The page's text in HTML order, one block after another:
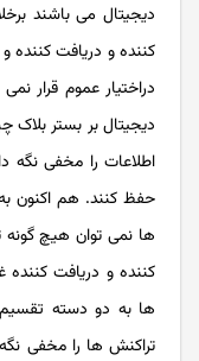
دیجیتال می باشند
کننده و دریافت کننده
دراختیار عموم قرار
دیجیتال بر بستر بلاک
اطلاعات را مخفی نگه
حفظ کنند. هم اکنون
ها نمی ‌توان هیچ گونه
کننده و دریافت
ها به دو دسته
تراکنش ها را مخفی